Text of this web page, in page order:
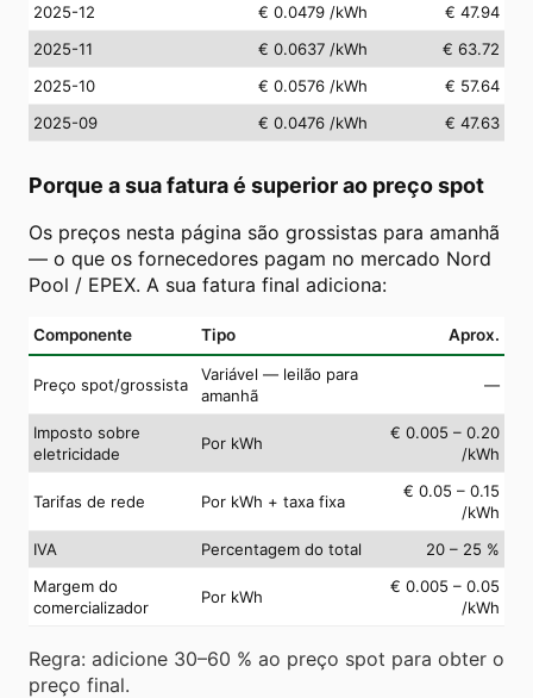
2025-12
€ 0.0479 /kWh
€ 47.94
2025-11
€ 0.0637 /kWh
€ 63.72
2025-10
€ 0.0576 /kWh
€ 57.64
2025-09
€ 0.0476 /kWh € 47.63
Porque a sua fatura é superior ao preço spot
Os preços nesta página são grossistas para amanhã
— o que os fornecedores pagam no mercado Nord
Pool / EPEX. A sua fatura final adiciona:
Componente Tipo Aprox.
Preço spot/grossista
Variável — leilão para
amanhã
—
Imposto sobre
eletricidade
Por kWh
€ 0.005 – 0.20
/kWh
Tarifas de rede Por kWh + taxa fixa
€ 0.05 – 0.15
/kWh
IVA
Percentagem do total
20 – 25 %
Margem do
comercializador
Por kWh
€ 0.005 – 0.05
/kWh
Regra: adicione 30–60 % ao preço spot para obter o
preço final.